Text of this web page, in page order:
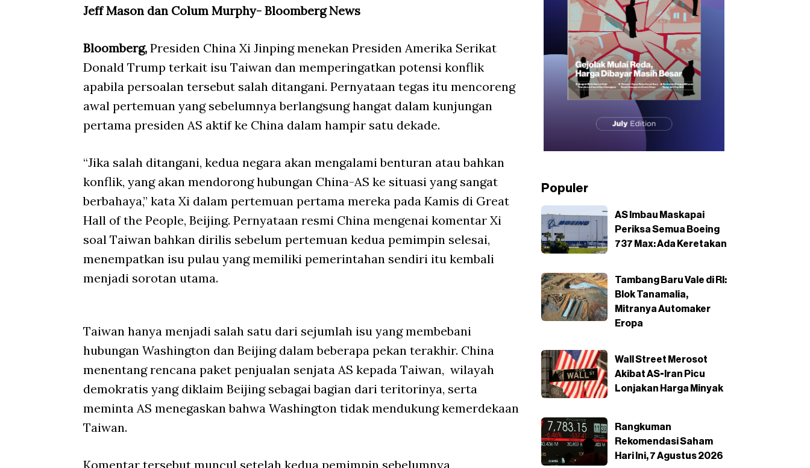
Jeff Mason dan Colum Murphy- Bloomberg News
Bloomberg, Presiden China Xi Jinping menekan Presiden Amerika Serikat
Donald Trump terkait isu Taiwan dan memperingatkan potensi konflik
apabila persoalan tersebut salah ditangani. Pernyataan tegas itu mencoreng
awal pertemuan yang sebelumnya berlangsung hangat dalam kunjungan
pertama presiden AS aktif ke China dalam hampir satu dekade.
“Jika salah ditangani, kedua negara akan mengalami benturan atau bahkan
konflik, yang akan mendorong hubungan China-AS ke situasi yang sangat
berbahaya,” kata Xi dalam pertemuan pertama mereka pada Kamis di Great
Hall of the People, Beijing. Pernyataan resmi China mengenai komentar Xi
soal Taiwan bahkan dirilis sebelum pertemuan kedua pemimpin selesai,
menempatkan isu pulau yang memiliki pemerintahan sendiri itu kembali
menjadi sorotan utama.
Taiwan hanya menjadi salah satu dari sejumlah isu yang membebani
hubungan Washington dan Beijing dalam beberapa pekan terakhir. China
menentang rencana paket penjualan senjata AS kepada Taiwan, wilayah
demokratis yang diklaim Beijing sebagai bagian dari teritorinya, serta
meminta AS menegaskan bahwa Washington tidak mendukung kemerdekaan
Taiwan.
Komentar tersebut muncul setelah kedua pemimpin sebelumnya
Populer
AS Imbau Maskapai
Periksa Semua Boeing
737 Max: Ada Keretakan
Tambang Baru Vale di RI:
Blok Tanamalia,
Mitranya Automaker
Eropa
Wall Street Merosot
Akibat AS-Iran Picu
Lonjakan Harga Minyak
Rangkuman
Rekomendasi Saham
Hari Ini, 7 Agustus 2026